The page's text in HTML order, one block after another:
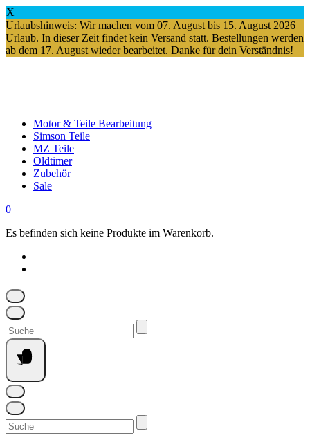
X
Urlaubshinweis: Wir machen vom 07. August bis 15. August 2026
Urlaub. In dieser Zeit findet kein Versand statt. Bestellungen werden
ab dem 17. August wieder bearbeitet. Danke für dein Verständnis!
Motor & Teile Bearbeitung
Simson Teile
MZ Teile
Oldtimer
Zubehör
Sale
0
Es befinden sich keine Produkte im Warenkorb.
Suchen
nach:
Suchen
nach: